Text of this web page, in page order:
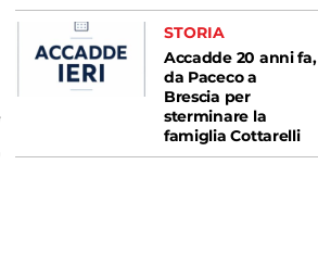
STORIA
Accadde 20 anni fa,
da Paceco a
Brescia per
sterminare la
famiglia Cottarelli